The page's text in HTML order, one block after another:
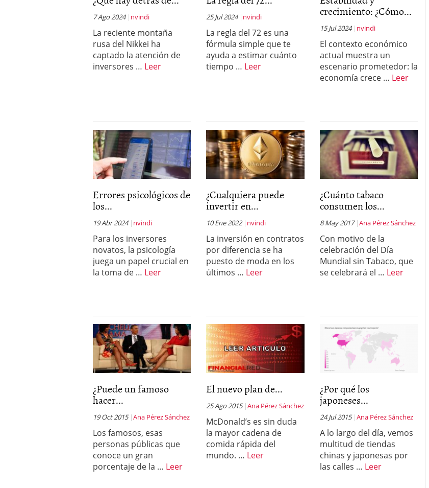
a los costes
21 de noviembre de 2025
¿Cuánto cuesta un software punto de venta?
3 de octubre de 2025
7 Ago 2024 nvindi
La reciente montaña
rusa del Nikkei ha
captado la atención de
inversores … Leer
25 Jul 2024 nvindi
La regla del 72 es una
fórmula simple que te
ayuda a estimar cuánto
tiempo … Leer
crecimiento: ¿Cómo...
15 Jul 2024 nvindi
El contexto económico
actual muestra un
escenario prometedor: la
economía crece … Leer
Errores psicológicos de
los...
19 Abr 2024 nvindi
Para los inversores
novatos, la psicología
juega un papel crucial en
la toma de … Leer
¿Cualquiera puede
invertir en...
10 Ene 2022 nvindi
La inversión en contratos
por diferencia se ha
puesto de moda en los
últimos … Leer
¿Cuánto tabaco
consumen los...
8 May 2017 Ana Pérez Sánchez
Con motivo de la
celebración del Día
Mundial sin Tabaco, que
se celebrará el … Leer
¿Puede un famoso
hacer...
19 Oct 2015 Ana Pérez Sánchez
Los famosos, esas
personas públicas que
conoce un gran
porcentaje de la … Leer
El nuevo plan de...
25 Ago 2015 Ana Pérez Sánchez
McDonald’s es sin duda
la mayor cadena de
comida rápida del
mundo. … Leer
¿Por qué los
japoneses...
24 Jul 2015 Ana Pérez Sánchez
A lo largo del día, vemos
multitud de tiendas
chinas y japonesas por
las calles … Leer